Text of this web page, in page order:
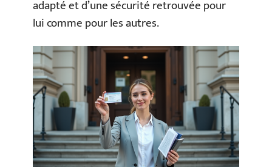
adapté et d’une sécurité retrouvée pour
lui comme pour les autres.